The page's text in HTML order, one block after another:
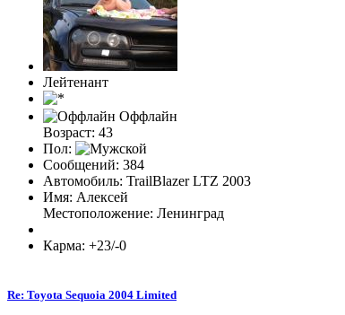
Лейтенант
Оффлайн
Возраст: 43
Пол:
Сообщений: 384
Автомобиль: TrailBlazer LTZ 2003
Имя: Алексей
Местоположение: Ленинград
Карма: +23/-0
Re: Toyota Sequoia 2004 Limited